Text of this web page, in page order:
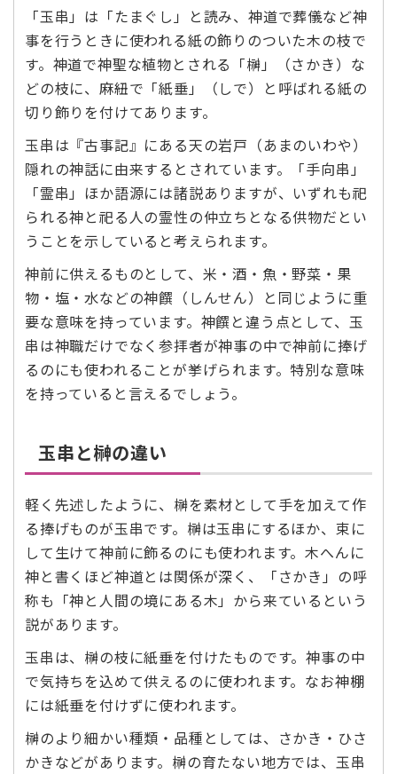
「玉串」は「たまぐし」と読み、神道で葬儀など神
事を行うときに使われる紙の飾りのついた木の枝で
す。神道で神聖な植物とされる「榊」（さかき）な
どの枝に、麻紐で「紙垂」（しで）と呼ばれる紙の
切り飾りを付けてあります。
玉串は『古事記』にある天の岩戸（あまのいわや）
隠れの神話に由来するとされています。「手向串」
「霊串」ほか語源には諸説ありますが、いずれも祀
られる神と祀る人の霊性の仲立ちとなる供物だとい
うことを示していると考えられます。
神前に供えるものとして、米・酒・魚・野菜・果
物・塩・水などの神饌（しんせん）と同じように重
要な意味を持っています。神饌と違う点として、玉
串は神職だけでなく参拝者が神事の中で神前に捧げ
るのにも使われることが挙げられます。特別な意味
を持っていると言えるでしょう。
玉串と榊の違い
軽く先述したように、榊を素材として手を加えて作
る捧げものが玉串です。榊は玉串にするほか、束に
して生けて神前に飾るのにも使われます。木へんに
神と書くほど神道とは関係が深く、「さかき」の呼
称も「神と人間の境にある木」から来ているという
説があります。
玉串は、榊の枝に紙垂を付けたものです。神事の中
で気持ちを込めて供えるのに使われます。なお神棚
には紙垂を付けずに使われます。
榊のより細かい種類・品種としては、さかき・ひさ
かきなどがあります。榊の育たない地方では、玉串